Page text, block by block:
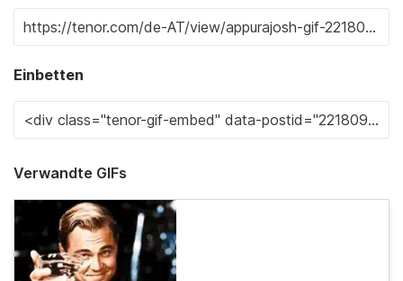
Einbetten
Verwandte GIFs